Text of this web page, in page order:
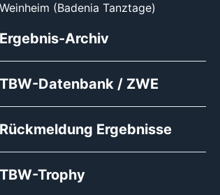
Weinheim (Badenia Tanztage)
Ergebnis-Archiv
TBW-Datenbank / ZWE
Rückmeldung Ergebnisse
TBW-Trophy